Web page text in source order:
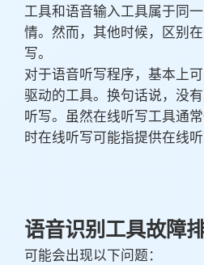
工具和语音输入工具属于同
情。然而，其他时候，区别
写。
对于语音听写程序，基本上
驱动的工具。换句话说，没
听写。虽然在线听写工具通
时在线听写可能指提供在线听
语音识别工具故障
可能会出现以下问题：